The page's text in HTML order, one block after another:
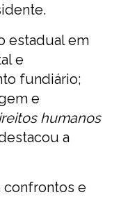
estadual em
e
fundiário;
e
humanos
destacou a
confrontos e